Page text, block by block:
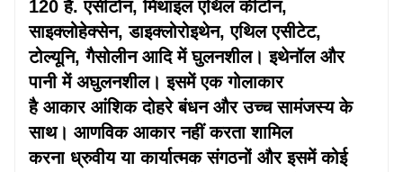
120 है. एसीटोन, मिथाइल एथिल कीटोन,
साइक्लोहेक्सेन, डाइक्लोरोइथेन, एथिल एसीटेट,
टोल्यूनि, गैसोलीन आदि में घुलनशील। इथेनॉल और
पानी में अघुलनशील। इसमें एक गोलाकार
है आकार आंशिक दोहरे बंधन और उच्च सामंजस्य के
साथ। आणविक आकार नहीं करताशामिल
करना ध्रुवीय या कार्यात्मकसंगठनों और इसमें कोई